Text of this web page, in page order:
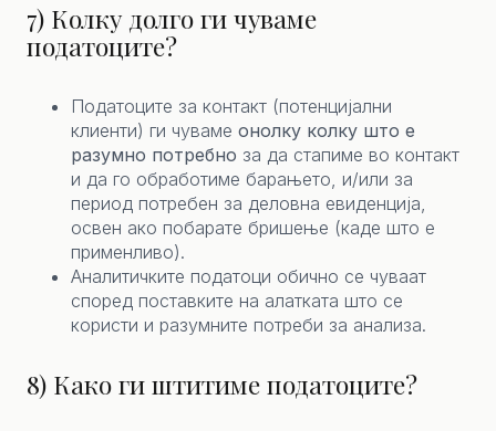
7) Колку долго ги чуваме
податоците?
Податоците за контакт (потенцијални
клиенти) ги чуваме онолку колку што е
разумно потребно за да стапиме во контакт
и да го обработиме барањето, и/или за
период потребен за деловна евиденција,
освен ако побарате бришење (каде што е
применливо).
Аналитичките податоци обично се чуваат
според поставките на алатката што се
користи и разумните потреби за анализа.
8) Како ги штитиме податоците?